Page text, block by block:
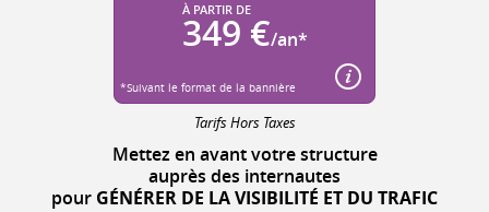
À PARTIR DE
349 €/an*
*Suivant le format de la bannière
Tarifs Hors Taxes
Mettez en avant votre structure
auprès des internautes
pour GÉNÉRER DE LA VISIBILITÉ ET DU TRAFIC